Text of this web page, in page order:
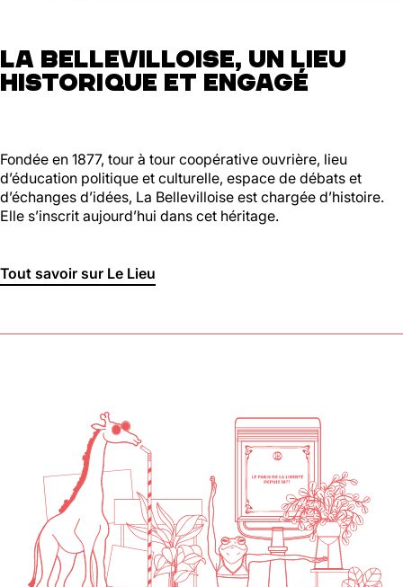
Ménilmontant
Lun, Mar : Fermé
Du Mercredi au Dimanche
Nous suivre
En savoir plus
LA BELLEVILLOISE, UN LIEU
HISTORIQUE ET ENGAGÉ
Fondée en 1877, tour à tour coopérative ouvrière, lieu
d’éducation politique et culturelle, espace de débats et
d’échanges d’idées, La Bellevilloise est chargée d’histoire.
Elle s’inscrit aujourd’hui dans cet héritage.
Tout savoir sur Le Lieu